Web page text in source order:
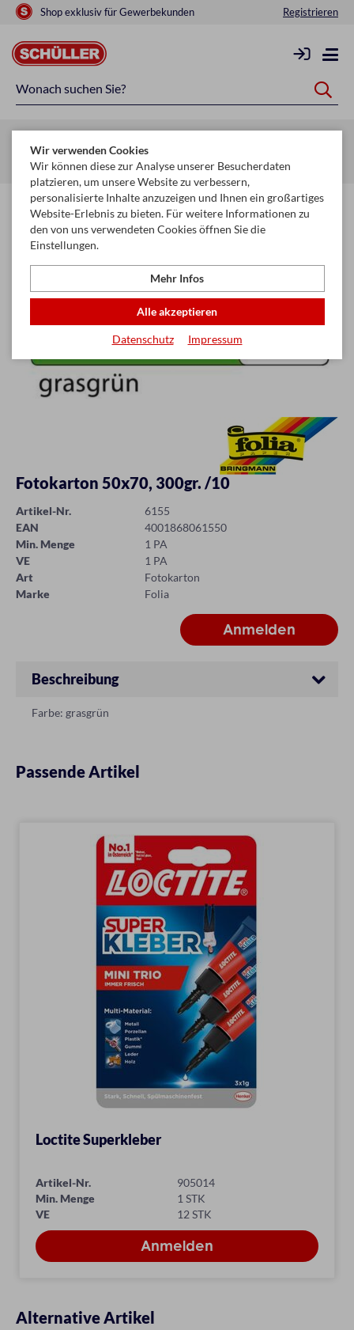
Shop exklusiv für Gewerbekunden Registrieren
Startseite Schule & Büro Papier Fotokarton & Tonpapier
Fotokarton 50x70, 300gr. /10
Artikel-Nr.
6155
EAN
4001868061550
Min. Menge
1 PA
VE
1 PA
Art
Fotokarton
Marke
Folia
Beschreibung
Farbe: grasgrün
Passende Artikel
Loctite Superkleber
Artikel-Nr.
905014
Min. Menge
1 STK
VE
12 STK
Alternative Artikel
Wir verwenden Cookies
Wir können diese zur Analyse unserer Besucherdaten
platzieren, um unsere Website zu verbessern,
personalisierte Inhalte anzuzeigen und Ihnen ein großartiges
Website-Erlebnis zu bieten. Für weitere Informationen zu
den von uns verwendeten Cookies öffnen Sie die
Einstellungen.
Mehr Infos
Alle akzeptieren
Datenschutz Impressum